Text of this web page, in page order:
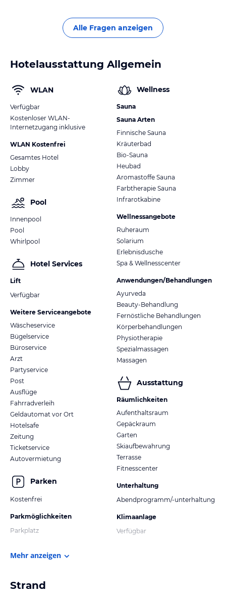
Alle Fragen anzeigen
Hotelausstattung Allgemein
WLAN
Verfügbar
Kostenloser WLAN-
Internetzugang inklusive
WLAN Kostenfrei
Gesamtes Hotel
Lobby
Zimmer
Pool
Innenpool
Pool
Whirlpool
Hotel Services
Lift
Verfügbar
Weitere Serviceangebote
Wäscheservice
Bügelservice
Büroservice
Arzt
Partyservice
Post
Ausflüge
Fahrradverleih
Geldautomat vor Ort
Hotelsafe
Zeitung
Ticketservice
Autovermietung
Parken
Kostenfrei
Parkmöglichkeiten
Parkplatz
Wellness
Sauna
Sauna Arten
Finnische Sauna
Kräuterbad
Bio-Sauna
Heubad
Aromastoffe Sauna
Farbtherapie Sauna
Infrarotkabine
Wellnessangebote
Ruheraum
Solarium
Erlebnisdusche
Spa & Wellnesscenter
Anwendungen/Behandlungen
Ayurveda
Beauty-Behandlung
Fernöstliche Behandlungen
Körperbehandlungen
Physiotherapie
Spezialmassagen
Massagen
Ausstattung
Räumlichkeiten
Aufenthaltsraum
Gepäckraum
Garten
Skiaufbewahrung
Terrasse
Fitnesscenter
Unterhaltung
Abendprogramm/-unterhaltung
Klimaanlage
Verfügbar
Mehr anzeigen
Strand